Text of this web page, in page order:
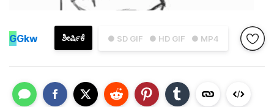
● SD GIF ● HD GIF ● MP4
ಶೀರ್ಷಿಕೆ
GGkw